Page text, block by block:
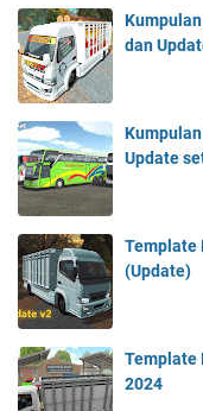
dan
Kumpulan
Update
Template
(Update)
Template
2024